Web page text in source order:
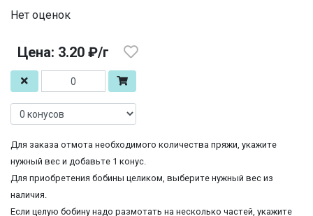
Нет оценок
Цена: 3.20 ₽/г
Для заказа отмота необходимого количества пряжи, укажите
нужный вес и добавьте 1 конус.
Для приобретения бобины целиком, выберите нужный вес из
наличия.
Если целую бобину надо размотать на несколько частей, укажите